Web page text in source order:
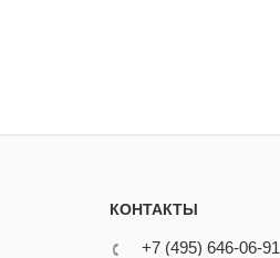
КОНТАКТЫ
+7 (495) 646-06-91